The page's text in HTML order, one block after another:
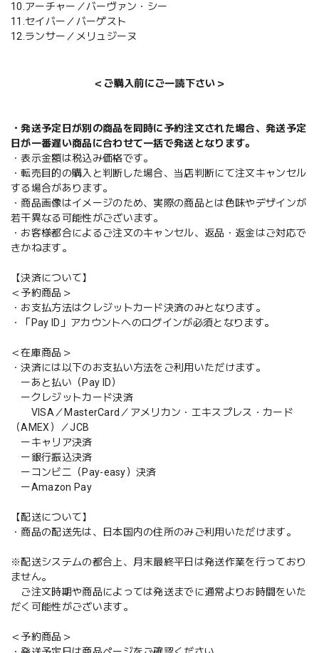
10.アーチャー／バーヴァン・シー
11.セイバー／バーゲスト
12.ランサー／メリュジーヌ
＜ご購入前にご一読下さい＞
・発送予定日が別の商品を同時に予約注文された場合、発送予定
日が一番遅い商品に合わせて一括で発送となります。
・表示金額は税込み価格です。
・転売目的の購入と判断した場合、当店判断にて注文キャンセル
する場合があります。
・商品画像はイメージのため、実際の商品とは色味やデザインが
若干異なる可能性がございます。
・お客様都合によるご注文のキャンセル、返品・返金はご対応で
きかねます。
【決済について】
＜予約商品＞
・お支払方法はクレジットカード決済のみとなります。
・「Pay ID」アカウントへのログインが必須となります。
＜在庫商品＞
・決済には以下のお支払い方法をご利用いただけます。
ーあと払い（Pay ID）
ークレジットカード決済
VISA／MasterCard／アメリカン・エキスプレス・カード
（AMEX）／JCB
ーキャリア決済
ー銀行振込決済
ーコンビニ（Pay-easy）決済
ーAmazon Pay
【配送について】
・商品の配送先は、日本国内の住所のみご利用いただけます。
※配送システムの都合上、月末最終平日は発送作業を行っており
ません。
ご注文時期や商品によっては発送までに通常よりお時間をいた
だく可能性がございます。
＜予約商品＞